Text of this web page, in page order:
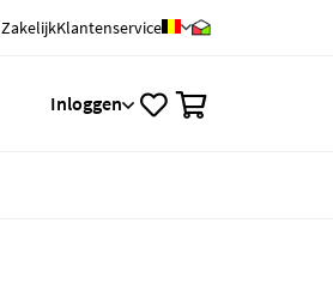
ZakelijkKlantenservice
Inloggen